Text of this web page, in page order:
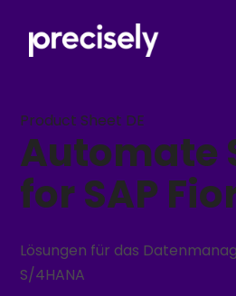
Product Sheet DE
Automate
for SAP
Lösungen für das
S/4HANA